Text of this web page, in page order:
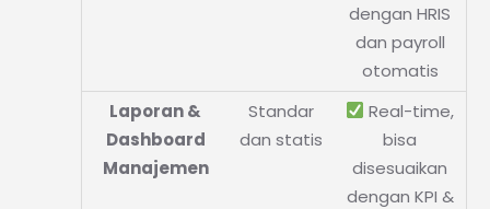
dengan HRIS
dan payroll
otomatis
Laporan &
Dashboard
Manajemen
Standar
dan statis
Real-time,
bisa
disesuaikan
dengan KPI &